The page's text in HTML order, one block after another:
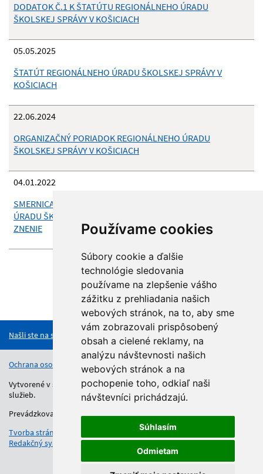
Používame cookies
Súbory cookie a ďalšie
technológie sledovania
používame na zlepšenie vášho
zážitku z prehliadania našich
webových stránok, na to, aby sme
vám zobrazovali prispôsobený
obsah a cielené reklamy, na
analýzu návštevnosti našich
webových stránok a na
pochopenie toho, odkiaľ naši
návštevníci prichádzajú.
Súhlasím
Odmietam
DODATOK Č.1 K ŠTATÚTU REGIONÁLNEHO ÚRADU
ŠKOLSKEJ SPRÁVY V KOŠICIACH
05.05.2025
ŠTATÚT REGIONÁLNEHO ÚRADU ŠKOLSKEJ SPRÁVY V
KOŠICIACH
22.06.2024
ORGANIZAČNÝ PORIADOK REGIONÁLNEHO ÚRADU
ŠKOLSKEJ SPRÁVY V KOŠICIACH
04.01.2022
SMERNICA Č. 32/2021 O ORGANIZÁCII REGIONÁLNEHO
ÚRADU ŠKOLSKEJ SPRÁVY V KOŠICIACH - KONSOLIDOVANÉ
ZNENIE
Hore
Našli ste na stránke chybu?
Ochrana osobných údajov Vyhlásenie o prístupnosti
Vytvorené v súlade s Jednotným dizajn manuálom elektronických
služieb.
Prevádzkovateľom služby je Regionálny úrad školskej správy.
Tvorba stránok
Redakčný systém
: SysCom